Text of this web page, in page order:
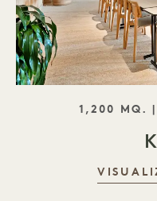
SLOGAN
1,200 MQ. |